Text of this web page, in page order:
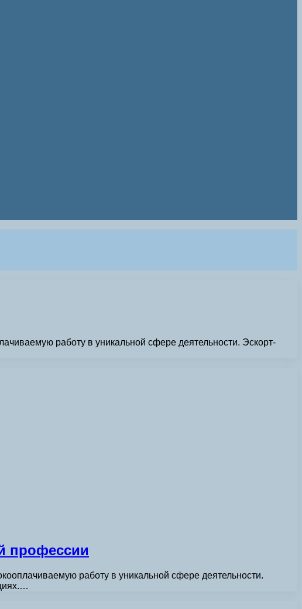
работу в уникальной сфере деятельности. Эскорт-
профессии
работу в уникальной сфере деятельности.